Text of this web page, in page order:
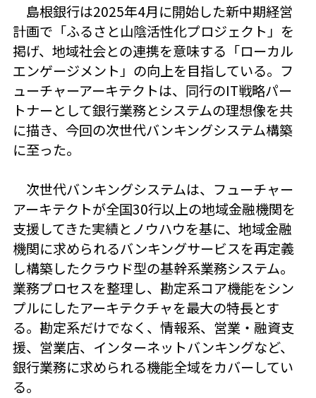
島根銀行は2025年4月に開始した新中期経営
計画で「ふるさと山陰活性化プロジェクト」を
掲げ、地域社会との連携を意味する「ローカル
エンゲージメント」の向上を目指している。フ
ューチャーアーキテクトは、同行のIT戦略パー
トナーとして銀行業務とシステムの理想像を共
に描き、今回の次世代バンキングシステム構築
に至った。
次世代バンキングシステムは、フューチャー
アーキテクトが全国30行以上の地域金融機関を
支援してきた実績とノウハウを基に、地域金融
機関に求められるバンキングサービスを再定義
し構築したクラウド型の基幹系業務システム。
業務プロセスを整理し、勘定系コア機能をシン
プルにしたアーキテクチャを最大の特長とす
る。勘定系だけでなく、情報系、営業・融資支
援、営業店、インターネットバンキングなど、
銀行業務に求められる機能全域をカバーしてい
る。